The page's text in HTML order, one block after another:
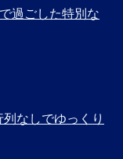
過ごした特別な
なしでゆっくり